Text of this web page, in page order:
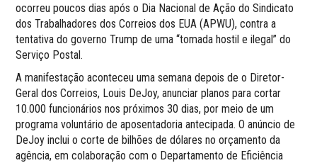
ocorreu poucos dias após o Dia Nacional de Ação do Sindicato
dos Trabalhadores dos Correios dos EUA (APWU), contra a
tentativa do governo Trump de uma “tomada hostil e ilegal” do
Serviço Postal.
A manifestação aconteceu uma semana depois de o Diretor-
Geral dos Correios, Louis DeJoy, anunciar planos para cortar
10.000 funcionários nos próximos 30 dias, por meio de um
programa voluntário de aposentadoria antecipada. O anúncio de
DeJoy inclui o corte de bilhões de dólares no orçamento da
agência, em colaboração com o Departamento de Eficiência